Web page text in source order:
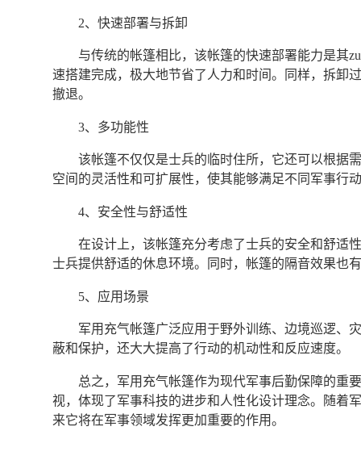
2、快速部署与拆卸
与传统的帐篷相比，该帐篷的快速部署能力是其
速搭建完成，极大地节省了人力和时间。同样，拆卸
撤退。
3、多功能性
该帐篷不仅仅是士兵的临时住所，它还可以根据
空间的灵活性和可扩展性，使其能够满足不同军事行
4、安全性与舒适性
在设计上，该帐篷充分考虑了士兵的安全和舒适
士兵提供舒适的休息环境。同时，帐篷的隔音效果也
5、应用场景
军用充气帐篷广泛应用于野外训练、边境巡逻、
蔽和保护，还大大提高了行动的机动性和反应速度。
总之，军用充气帐篷作为现代军事后勤保障的重
视，体现了军事科技的进步和人性化设计理念。随着
来它将在军事领域发挥更加重要的作用。‍